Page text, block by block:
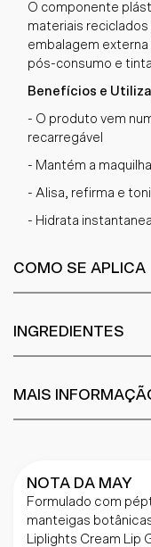
O componente
materiais
embalagem
pós-consumo e
Benefícios e
- O produto vem
recarregável
- Mantém a
- Alisa, refirma e
- Hidrata
COMO SE APLICA
INGREDIENTES
MAIS
NOTA DA MAY
Formulado com
manteigas
Liplights Cream Lip